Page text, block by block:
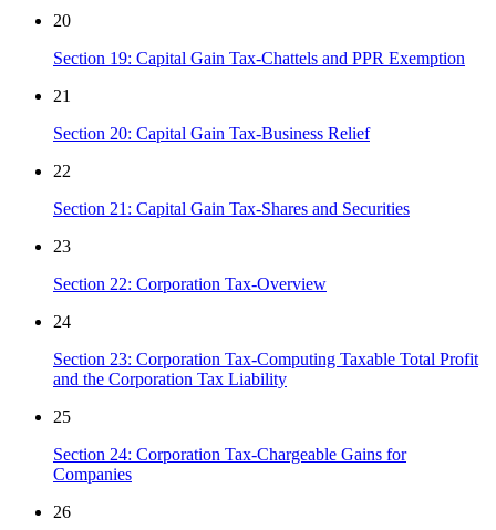
20
Section 19: Capital Gain Tax-Chattels and PPR Exemption
21
Section 20: Capital Gain Tax-Business Relief
22
Section 21: Capital Gain Tax-Shares and Securities
23
Section 22: Corporation Tax-Overview
24
Section 23: Corporation Tax-Computing Taxable Total Profit
and the Corporation Tax Liability
25
Section 24: Corporation Tax-Chargeable Gains for
Companies
26